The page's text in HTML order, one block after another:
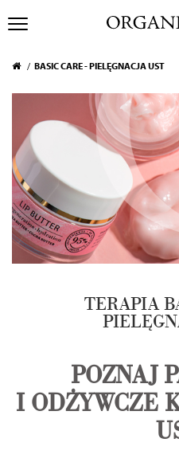
BASIC CARE - PIELĘGNACJA UST
TERAPIA
POZNAJ
I ODŻYWCZE